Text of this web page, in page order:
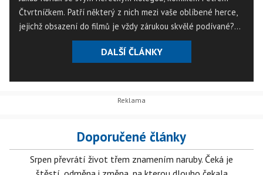
Čtvrtníčkem. Patří některý z nich mezi vaše oblíbené herce,
jejichž obsazení do filmů je vždy zárukou skvělé podívané?
Zahlasujte v anketě na konci článku pro svého favorita!
DALŠÍ ČLÁNKY
Doporučené články
Srpen převrátí život třem znamením naruby. Čeká je